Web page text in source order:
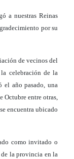
a nuestras Reinas
por su
de vecinos del
celebración de la
el año pasado, una
Octubre entre otras,
encuentra ubicado
como invitado o
la provincia en la